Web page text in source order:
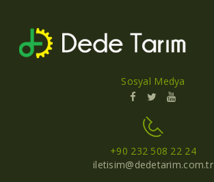
Sosyal Medya
+90 232 508 22 24
iletisim@dedetarim.com.tr